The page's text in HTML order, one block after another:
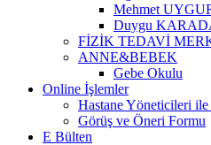
Mehmet
Duygu
FİZİK TEDAVİ
ANNE&BEBEK
Gebe Okulu
Online İşlemler
Hastane Yöneticileri
Görüş ve Öneri Formu
E Bülten